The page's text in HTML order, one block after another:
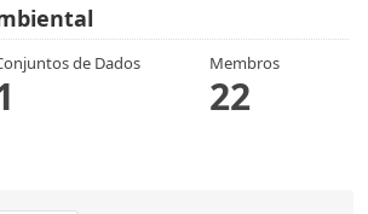
de Dados Membros
22